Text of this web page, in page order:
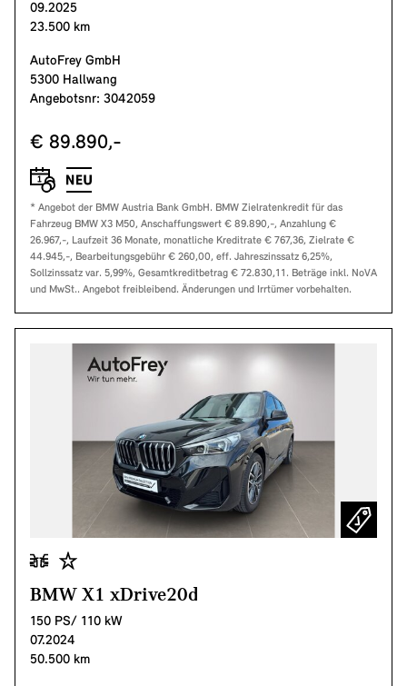
09.2025
23.500 km
AutoFrey GmbH
5300 Hallwang
Angebotsnr: 3042059
€ 89.890,-
* Angebot der BMW Austria Bank GmbH. BMW Zielratenkredit für das
Fahrzeug BMW X3 M50, Anschaffungswert € 89.890,-, Anzahlung €
26.967,-, Laufzeit 36 Monate, monatliche Kreditrate € 767,36, Zielrate €
44.945,-, Bearbeitungsgebühr € 260,00, eff. Jahreszinssatz 6,25%,
Sollzinssatz var. 5,99%, Gesamtkreditbetrag € 72.830,11. Beträge inkl. NoVA
und MwSt.. Angebot freibleibend. Änderungen und Irrtümer vorbehalten.
BMW X1 xDrive20d
150 PS/ 110 kW
07.2024
50.500 km